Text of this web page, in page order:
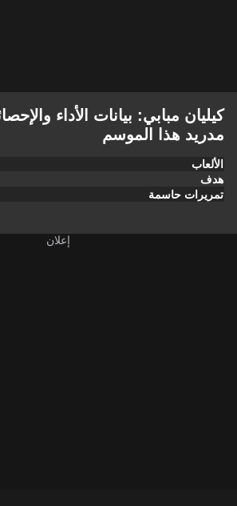
كيليان مبابي: بيانات الأداء
مدريد هذا الموسم
الألعاب
هدف
تمريرات حاسمة